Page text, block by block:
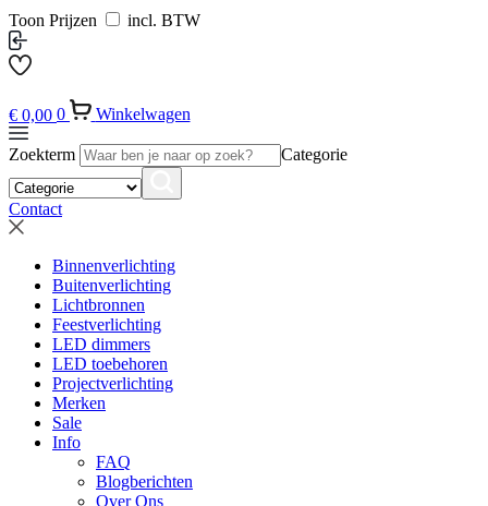
Toon Prijzen incl. BTW
€ 0,00 0 Winkelwagen
Zoekterm Categorie
Contact
Binnenverlichting
Buitenverlichting
Lichtbronnen
Feestverlichting
LED dimmers
LED toebehoren
Projectverlichting
Merken
Sale
Info
FAQ
Blogberichten
Over Ons